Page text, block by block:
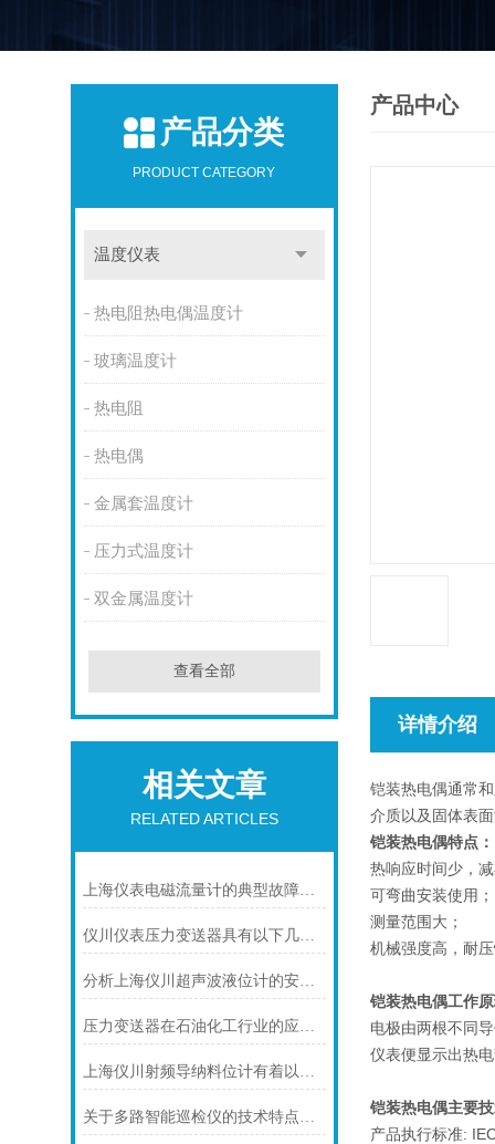
产品分类
PRODUCT CATEGORY
温度仪表
热电阻热电偶温度计
玻璃温度计
热电阻
热电偶
金属套温度计
压力式温度计
双金属温度计
查看全部
相关文章
RELATED ARTICLES
上海仪表电磁流量计的典型故障诊断及处理方法
仪川仪表压力变送器具有以下几大技术特点
分析上海仪川超声波液位计的安装原理
压力变送器在石油化工行业的应用说明
上海仪川射频导纳料位计有着以下几大技术特点
关于多路智能巡检仪的技术特点，你怎么看呢？
产品中心
详情介绍
铠装热电偶通常
介质以及固体表
铠装热电偶特点：
热响应时间少，
可弯曲安装使用；
测量范围大；
机械强度高，耐
铠装热电偶工作
电极由两根不同
仪表便显示出热
铠装热电偶主要
产品执行标准: